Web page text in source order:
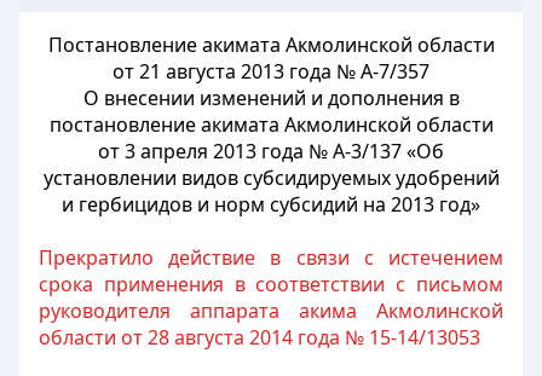
Постановление акимата Акмолинской области
от 21 августа 2013 года № А-7/357
О внесении изменений и дополнения в
постановление акимата Акмолинской области
от 3 апреля 2013 года № А-3/137 «Об
установлении видов субсидируемых удобрений
и гербицидов и норм субсидий на 2013 год»
Прекратило действие в связи с истечением
срока применения в соответствии с письмом
руководителя аппарата акима Акмолинской
области от 28 августа 2014 года № 15-14/13053